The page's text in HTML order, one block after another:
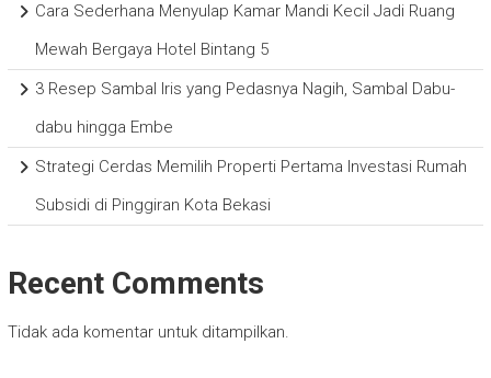
Cara Sederhana Menyulap Kamar Mandi Kecil Jadi Ruang
Mewah Bergaya Hotel Bintang 5
3 Resep Sambal Iris yang Pedasnya Nagih, Sambal Dabu-
dabu hingga Embe
Strategi Cerdas Memilih Properti Pertama Investasi Rumah
Subsidi di Pinggiran Kota Bekasi
Recent Comments
Tidak ada komentar untuk ditampilkan.